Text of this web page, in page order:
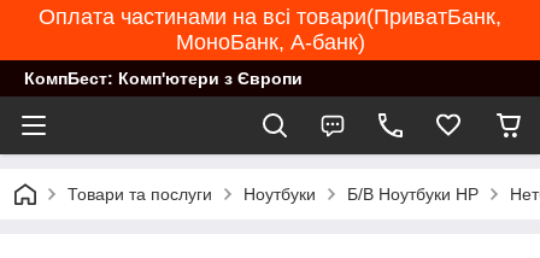
Оплата частинами на всі товари(ПриватБанк,
МоноБанк, А-банк)
КомпБест: Комп'ютери з Європи
Товари та послуги Ноутбуки Б/В Ноутбуки HP